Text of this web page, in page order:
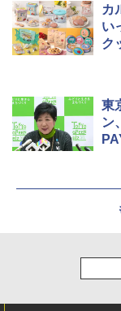
5
カ
い
ク
東
ン